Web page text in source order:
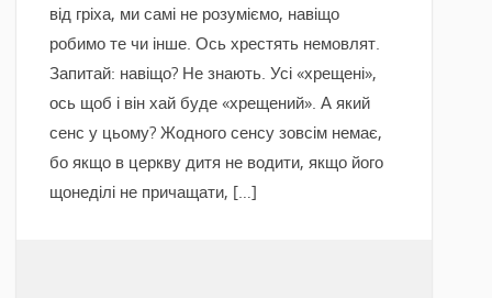
від гріха, ми самі не розуміємо, навіщо
робимо те чи інше. Ось хрестять немовлят.
Запитай: навіщо? Не знають. Усі «хрещені»,
ось щоб і він хай буде «хрещений». А який
сенс у цьому? Жодного сенсу зовсім немає,
бо якщо в церкву дитя не водити, якщо його
щонеділі не причащати, […]